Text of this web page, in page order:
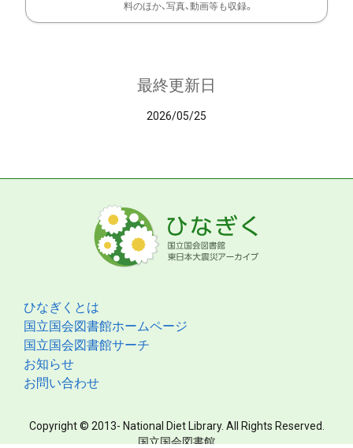
料のほか、写真、動画等も収録。
最終更新日
2026/05/25
ひなぎくとは
国立国会図書館ホームページ
国立国会図書館サーチ
お知らせ
お問い合わせ
Copyright © 2013- National Diet Library. All Rights Reserved.